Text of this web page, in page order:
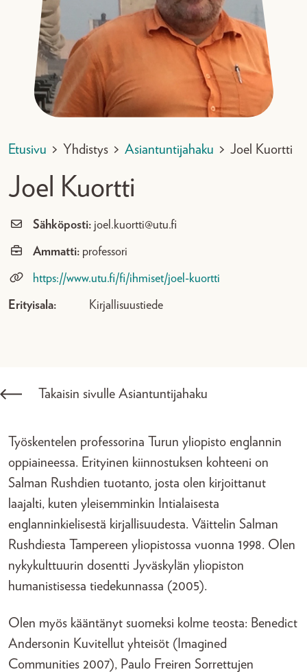
Etusivu > Yhdistys > Asiantuntijahaku > Joel Kuortti
Joel Kuortti
Sähköposti: joel.kuortti@utu.fi
Ammatti: professori
https://www.utu.fi/fi/ihmiset/joel-kuortti
Erityisala: Kirjallisuustiede
Takaisin sivulle Asiantuntijahaku
Työskentelen professorina Turun yliopisto englannin
oppiaineessa. Erityinen kiinnostuksen kohteeni on
Salman Rushdien tuotanto, josta olen kirjoittanut
laajalti, kuten yleisemminkin Intialaisesta
englanninkielisestä kirjallisuudesta. Väittelin Salman
Rushdiesta Tampereen yliopistossa vuonna 1998. Olen
nykykulttuurin dosentti Jyväskylän yliopiston
humanistisessa tiedekunnassa (2005).
Olen myös kääntänyt suomeksi kolme teosta: Benedict
Andersonin Kuvitellut yhteisöt (Imagined
Communities 2007), Paulo Freiren Sorrettujen